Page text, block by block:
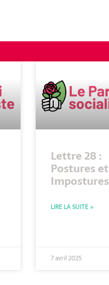
Lettre 28 :
Postures et
Impostures
LIRE LA SUITE »
7 avril 2025